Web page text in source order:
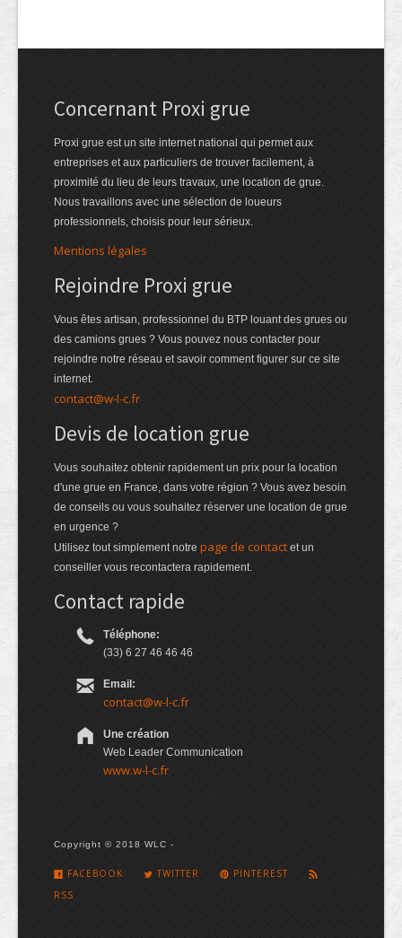
Concernant Proxi grue
Proxi grue est un site internet national qui permet aux
entreprises et aux particuliers de trouver facilement, à
proximité du lieu de leurs travaux, une location de grue.
Nous travaillons avec une sélection de loueurs
professionnels, choisis pour leur sérieux.
Mentions légales
Rejoindre Proxi grue
Vous êtes artisan, professionnel du BTP louant des grues ou
des camions grues ? Vous pouvez nous contacter pour
rejoindre notre réseau et savoir comment figurer sur ce site
internet.
contact@w-l-c.fr
Devis de location grue
Vous souhaitez obtenir rapidement un prix pour la location
d'une grue en France, dans votre région ? Vous avez besoin
de conseils ou vous souhaitez réserver une location de grue
en urgence ?
Utilisez tout simplement notre page de contact et un
conseiller vous recontactera rapidement.
Contact rapide
Téléphone:
(33) 6 27 46 46 46
Email:
contact@w-l-c.fr
Une création
Web Leader Communication
www.w-l-c.fr
Copyright © 2018 WLC -
FACEBOOK TWITTER
PINTEREST
RSS